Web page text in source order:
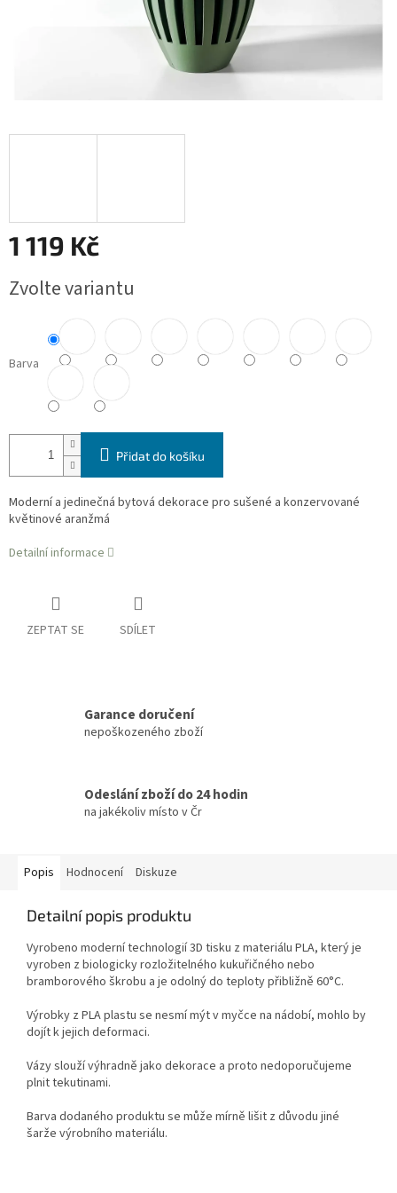
1 119 Kč
cena:
Zvolte variantu
Barva
Přidat do košíku
Moderní a jedinečná bytová dekorace pro sušené a konzervované
květinové aranžmá
Detailní informace
ZEPTAT SE SDÍLET
Garance doručení
nepoškozeného zboží
Odeslání zboží do 24 hodin
na jakékoliv místo v Čr
Popis Hodnocení Diskuze
Detailní popis produktu
Vyrobeno moderní technologií 3D tisku z materiálu PLA, který je
vyroben z biologicky rozložitelného kukuřičného nebo
bramborového škrobu a je odolný do teploty přibližně 60°C.
Výrobky z PLA plastu se nesmí mýt v myčce na nádobí, mohlo by
dojít k jejich deformaci.
Vázy slouží výhradně jako dekorace a proto nedoporučujeme
plnit tekutinami.
Barva dodaného produktu se může mírně lišit z důvodu jiné
šarže výrobního materiálu.